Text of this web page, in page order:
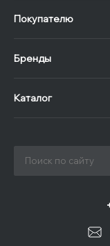
Покупателю
Бренды
Каталог